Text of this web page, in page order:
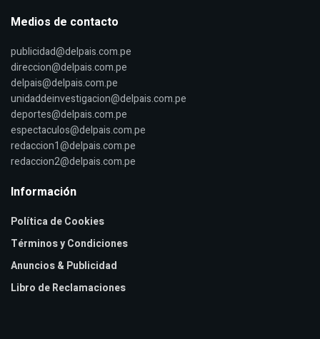
Medios de contacto
publicidad@delpais.com.pe
direccion@delpais.com.pe
delpais@delpais.com.pe
unidaddeinvestigacion@delpais.com.pe
deportes@delpais.com.pe
espectaculos@delpais.com.pe
redaccion1@delpais.com.pe
redaccion2@delpais.com.pe
Información
Política de Cookies
Términos y Condiciones
Anuncios & Publicidad
Libro de Reclamaciones